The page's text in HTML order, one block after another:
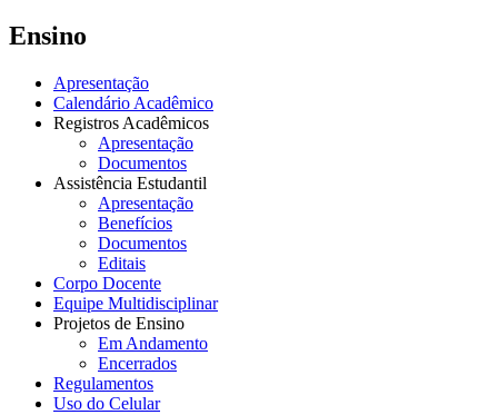
Ensino
Apresentação
Calendário Acadêmico
Registros Acadêmicos
Apresentação
Documentos
Assistência Estudantil
Apresentação
Benefícios
Documentos
Editais
Corpo Docente
Equipe Multidisciplinar
Projetos de Ensino
Em Andamento
Encerrados
Regulamentos
Uso do Celular